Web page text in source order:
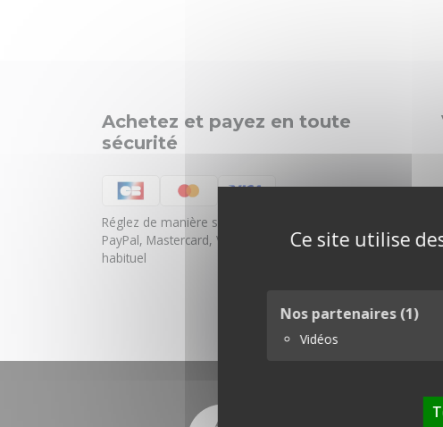
Ce site utilise
Nos partenaires(1)
Vidéos
Achetez et payez en toute
sécurité
Réglez de manière sûre et sécurisée
PayPal, Mastercard, Visa, ou votre moyen de paiement
habituel
PLAN DU